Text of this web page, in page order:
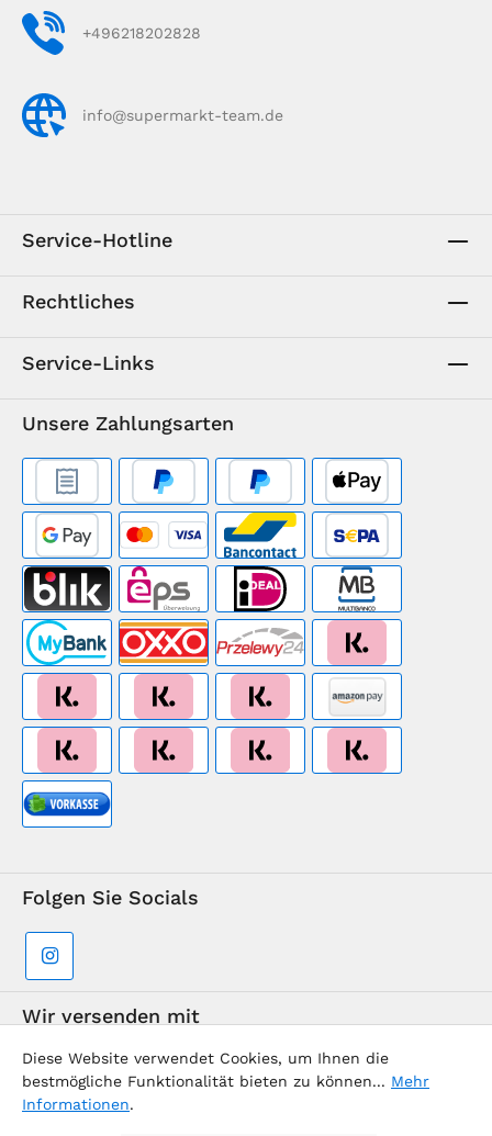
+496218202828
info@supermarkt-team.de
Service-Hotline
Rechtliches
Service-Links
Unsere Zahlungsarten
Folgen Sie Socials
Wir versenden mit
Diese Website verwendet Cookies, um Ihnen die
bestmögliche Funktionalität bieten zu können... Mehr
Informationen.